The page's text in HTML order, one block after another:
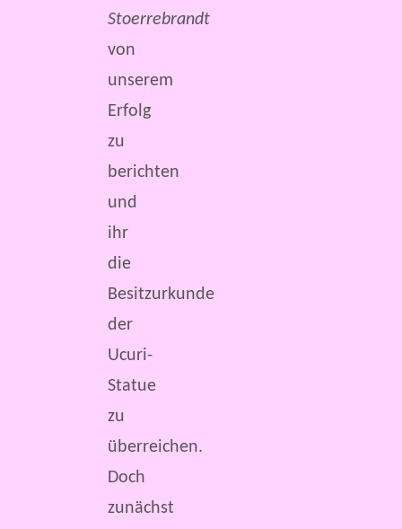
Stoerrebrandt
von
unserem
Erfolg
zu
berichten
und
ihr
die
Besitzurkunde
der
Ucuri-
Statue
zu
überreichen.
Doch
zunächst